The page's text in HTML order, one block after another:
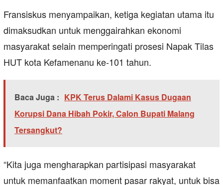
Fransiskus menyampaikan, ketiga kegiatan utama itu
dimaksudkan untuk menggairahkan ekonomi
masyarakat selain memperingati prosesi Napak Tilas
HUT kota Kefamenanu ke-101 tahun.
Baca Juga : KPK Terus Dalami Kasus Dugaan
Korupsi Dana Hibah Pokir, Calon Bupati Malang
Tersangkut?
“Kita juga mengharapkan partisipasi masyarakat
untuk memanfaatkan moment pasar rakyat, untuk bisa